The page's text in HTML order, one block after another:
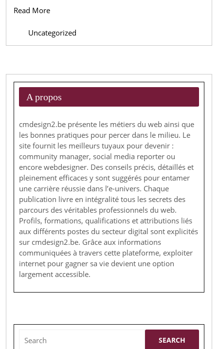
Read MoreRead
Uncategorized
A propos
cmdesign2.be présente les métiers du web ainsi que
les bonnes pratiques pour percer dans le milieu. Le
site fournit les meilleurs tuyaux pour devenir :
community manager, social media reporter ou
encore webdesigner. Des conseils précis, détaillés et
pleinement efficaces y sont suggérés pour entamer
une carrière réussie dans l’e-univers. Chaque
publication livre en intégralité tous les secrets des
parcours des véritables professionnels du web.
Profils, formations, qualifications et attributions liés
aux différents postes du secteur digital sont explicités
sur cmdesign2.be. Grâce aux informations
communiquées à travers cette plateforme, exploiter
internet pour gagner sa vie devient une option
largement accessible.
for: